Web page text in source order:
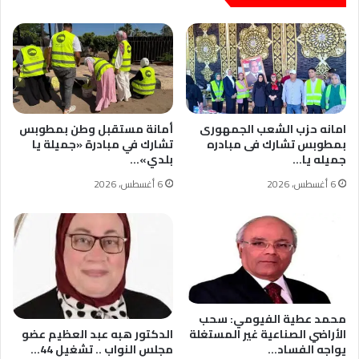
امانه حزب الشعب الجمهورى
بمطوبس تشارك فى مبادره
جميله يا…
6 أغسطس، 2026
أمانة مستقبل وطن بمطوبس
تشارك في مبادرة «جميلة يا
بلدي»…
6 أغسطس، 2026
محمد عطية الفيومي: سحب
الأراضي الصناعية غير المستغلة
يواجه الفساد…
الدكتور هبه عبد العظيم عضو
مجلس النواب .. تشغيل 44…